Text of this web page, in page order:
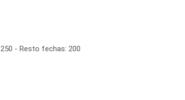
- Resto fechas: 200